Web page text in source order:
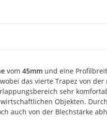
vom 45mm und eine
das vierte Trapez von
sehr
Objekten.
auch von der Blechstärke